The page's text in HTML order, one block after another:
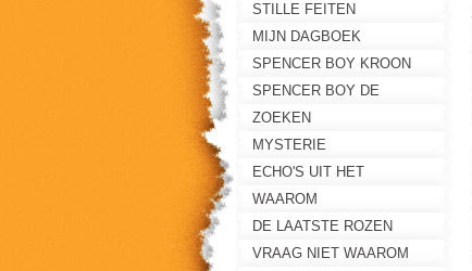
STILLE FEITEN
MIJN DAGBOEK
SPENCER BOY KROON
DER GROTE LEUGEN
SPENCER BOY DE
GULDEN CIRKEL
ZOEKEN
MYSTERIE
ECHO'S UIT HET
VERLEDEN
WAAROM
DE LAATSTE ROZEN
VRAAG NIET WAAROM